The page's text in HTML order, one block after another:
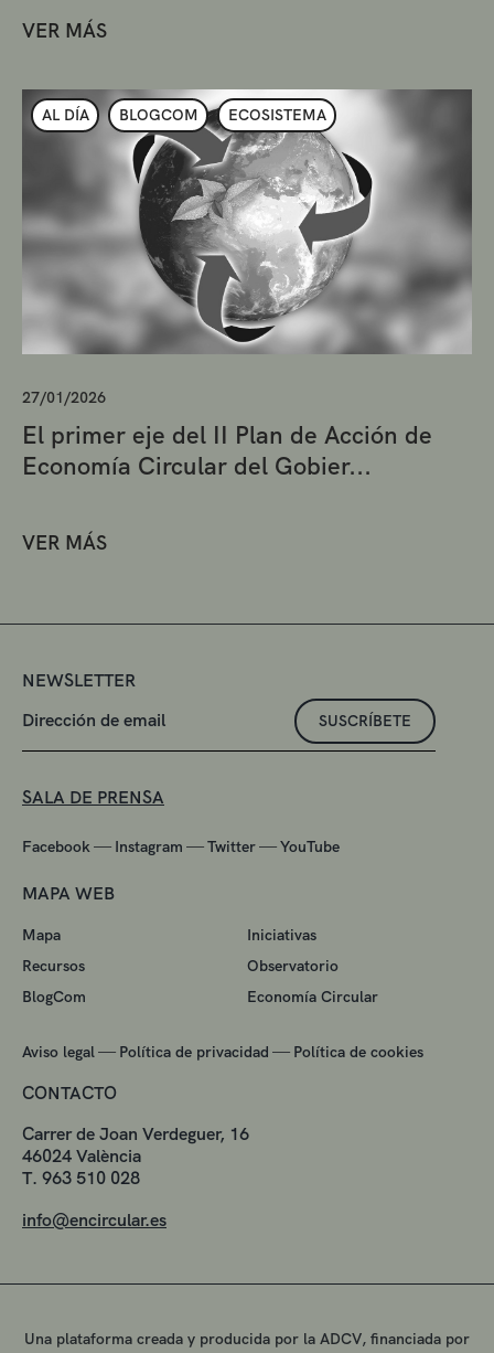
VER MÁS
AL DÍA BLOGCOM ECOSISTEMA
27/01/2026
El primer eje del II Plan de Acción de
Economía Circular del Gobier...
VER MÁS
NEWSLETTER
SUSCRÍBETE
SALA DE PRENSA
Facebook — Instagram —Twitter—YouTube
MAPA WEB
Mapa
Iniciativas
Recursos
Observatorio
BlogCom
Economía Circular
Aviso legal — Política de privacidad — Política de cookies
CONTACTO
Carrer de Joan Verdeguer, 16
46024 València
T. 963 510 028
info@encircular.es
Una plataforma creada y producida por la ADCV, financiada por